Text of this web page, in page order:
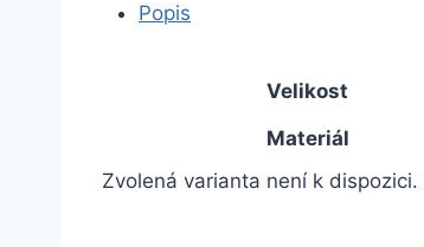
Popis
Velikost
Materiál
Zvolená varianta není k dispozici.